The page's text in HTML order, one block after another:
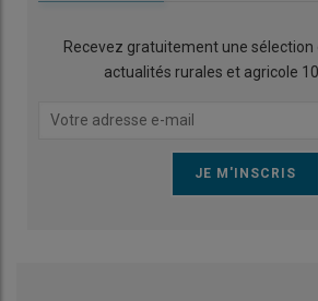
Recevez gratuitement une sélection
actualités rurales et agricole